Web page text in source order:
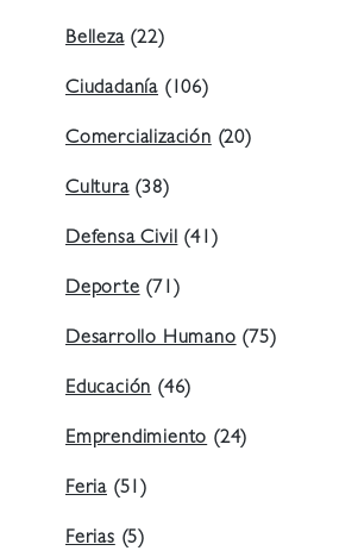
Belleza(22)
Ciudadanía (106)
Comercialización (20)
Cultura(38)
Defensa Civil (41)
Deporte (71)
Desarrollo Humano (75)
Educación (46)
Emprendimiento (24)
Feria (51)
Ferias (5)